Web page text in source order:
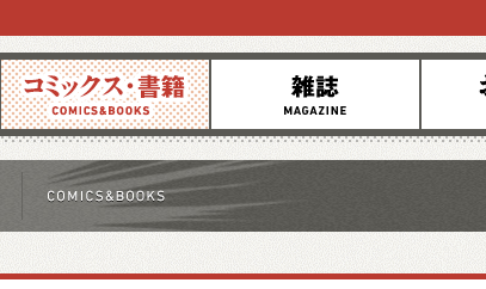
コミックス 雑誌 お知らせ